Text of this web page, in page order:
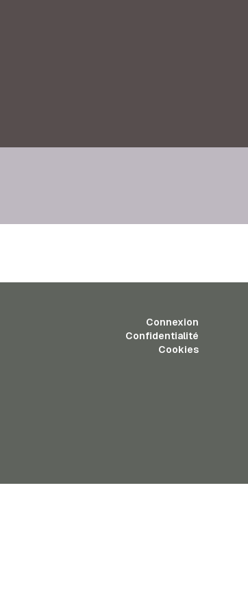
Connexion
Confidentialité
Cookies